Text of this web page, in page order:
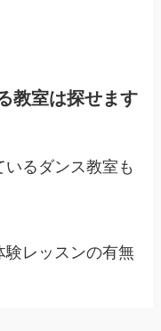
教室は探せます
るダンス教室も
験レッスンの有無